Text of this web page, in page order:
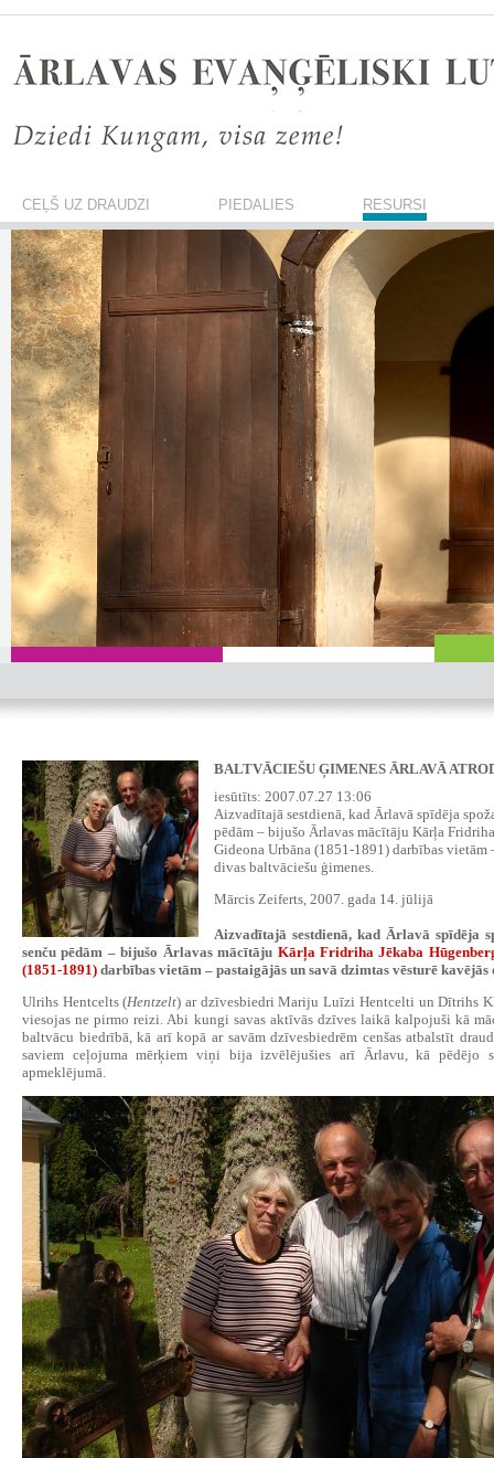
CEĻŠ UZ DRAUDZI PIEDALIES RESURSI
BALTVĀCIEŠU ĢIMENES ĀRLAVĀ
iesūtīts: 2007.07.27 13:06
Aizvadītajā sestdienā, kad Ārlavā spīdēja
pēdām – bijušo Ārlavas mācītāju Kārļa
Gideona Urbāna (1851-1891) darbības vietām
divas baltvāciešu ģimenes.
Mārcis Zeiferts, 2007. gada 14. jūlijā
Aizvadītajā sestdienā, kad Ārlavā spīdēja
senču pēdām – bijušo Ārlavas mācītāju Kārļa Fridriha Jēkaba
(1851-1891) darbības vietām – pastaigājās un savā dzimtas vēsturē kavējās
Ulrihs Hentcelts (Hentzelt) ar dzīvesbiedri Mariju Luīzi Hentcelti un Dītrihs
viesojas ne pirmo reizi. Abi kungi savas aktīvās dzīves laikā kalpojuši kā
baltvācu biedrībā, kā arī kopā ar savām dzīvesbiedrēm cenšas atbalstīt
saviem ceļojuma mērķiem viņi bija izvēlējušies arī Ārlavu, kā pēdējo
apmeklējumā.